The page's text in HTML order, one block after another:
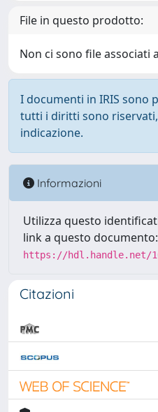
File in questo prodotto:
Non ci sono file associati
I documenti in IRIS sono
tutti i diritti sono
indicazione.
Informazioni
Utilizza questo
link a questo documento:
https://hdl.handle.net/
Citazioni